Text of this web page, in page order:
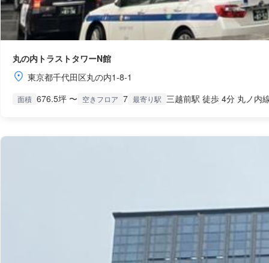
丸の内トラストタワーN館
東京都千代田区丸の内1-8-1
面積 676.5坪 〜 空きフロア 7 最寄り駅 三越前駅 徒歩 4分 丸ノ内